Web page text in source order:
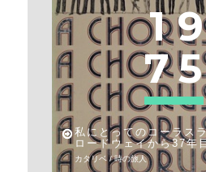
1 9
75
私にとってのコーラス
ロードウェイから37年
カタリベ / 時の旅人